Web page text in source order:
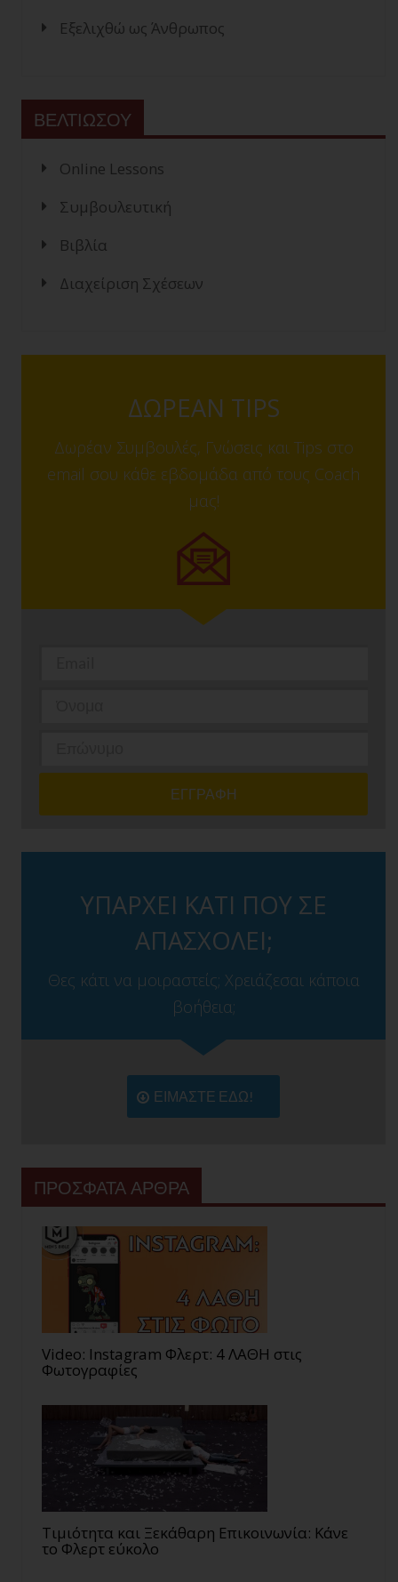
Εξελιχθώ ως Άνθρωπος
ΒΕΛΤΙΩΣΟΥ
Online Lessons
Συμβουλευτική
Βιβλία
Διαχείριση Σχέσεων
ΔΩΡΕΑΝ TIPS
Δωρέαν Συμβουλές, Γνώσεις και Tips στο
email σου κάθε εβδομάδα από τους Coach
μας!
ΥΠΑΡΧΕΙ ΚΑΤΙ ΠΟΥ ΣΕ
ΑΠΑΣΧΟΛΕΙ;
Θες κάτι να μοιραστείς; Χρειάζεσαι κάποια
βοήθεια;
ΕΙΜΑΣΤΕ ΕΔΩ!
ΠΡΟΣΦΑΤΑ ΑΡΘΡΑ
Video: Instagram Φλερτ: 4 ΛΑΘΗ στις
Φωτογραφίες
Τιμιότητα και Ξεκάθαρη Επικοινωνία: Κάνε
το Φλερτ εύκολο